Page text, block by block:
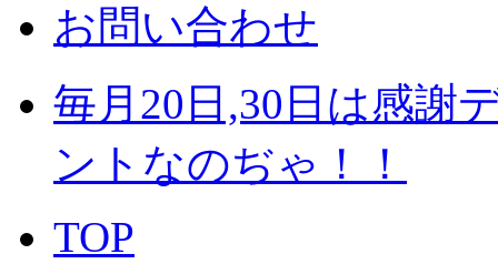
お問い合わせ
毎月20日,30日は感謝
ントなのぢゃ！！
TOP